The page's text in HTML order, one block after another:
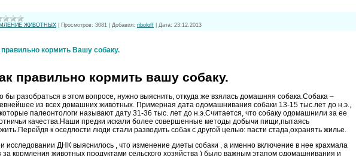
ЖИВОТНЫХ Просмотров: 3081 Добавил: riboloff Дата: 23.12.2013
правильно кормить Вашу собаку.
правильно кормить вашу собаку.
бы разобраться в этом вопросе, нужно выяснить, откуда же взялась домашняя собака.Собака –
из всех домашних животных. Примерная дата одомашнивания собаки 13-15 тыс.лет до н.э.,
палеонтологи называют дату 31-36 тыс. лет до н.э.Считается, что собаку одомашнили за ее
качества.Наши предки искали более совершенные методы добычи пищи,пытаясь
к оседлости люди стали разводить собак с другой целью: пасти стада,охранять жилье.
исследовании ДНК выяснилось , что изменение диеты собаки , а именно включение в нее крахмала
за кормления животных продуктами сельского хозяйства ) было важным этапом одомашнивания и